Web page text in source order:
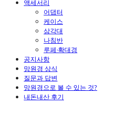
액세서리
어댑터
케이스
삼각대
나침반
루페·확대경
공지사항
망원경 상식
질문과 답변
망원경으로 볼 수 있는 것?
내돈내산 후기